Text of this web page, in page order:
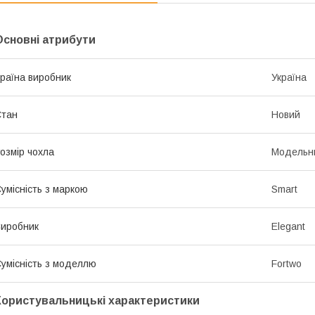
атрибути
виробник Україна
Новий
чохла
з маркою Smart
Elegant
з моделлю Fortwo
характеристики